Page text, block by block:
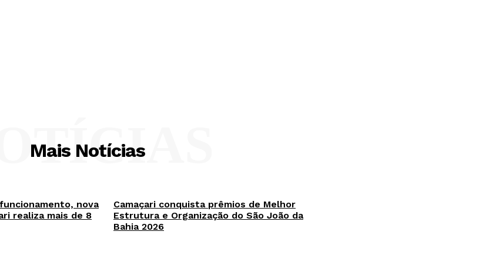
Mais Notícias
nova
realiza mais de 8
Camaçari conquista prêmios de Melhor
Estrutura e Organização do São João da
Bahia 2026